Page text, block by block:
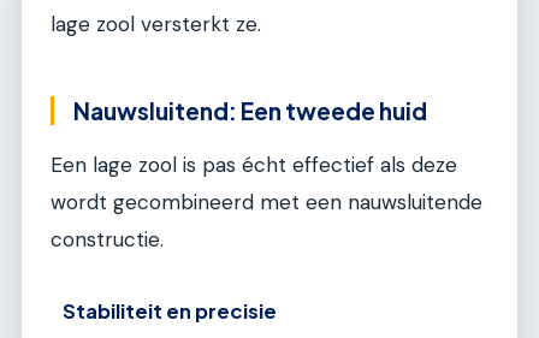
lage zool versterkt ze.
Nauwsluitend: Een tweede huid
Een lage zool is pas écht effectief als deze
wordt gecombineerd met een nauwsluitende
constructie.
Stabiliteit en precisie